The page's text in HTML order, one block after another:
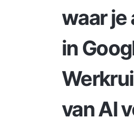
waar je
in
van AI